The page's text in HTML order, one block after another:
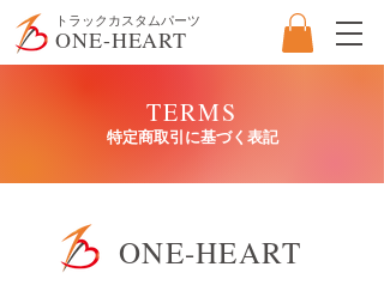
ONE-HEART
​トラックカスタムパーツ
TERMS
特定商取引に基づく表記
ONE-HEART